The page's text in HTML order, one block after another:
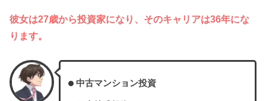
彼女は27歳から投資家になり、そのキャリアは36年にな
ります。
中古マンション投資